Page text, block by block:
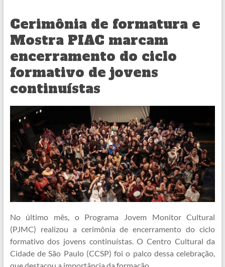
Cerimônia de formatura e
Mostra PIAC marcam
encerramento do ciclo
formativo de jovens
continuístas
No último mês, o Programa Jovem Monitor Cultural
(PJMC) realizou a cerimônia de encerramento do ciclo
formativo dos jovens continuístas. O Centro Cultural da
Cidade de São Paulo (CCSP) foi o palco dessa celebração,